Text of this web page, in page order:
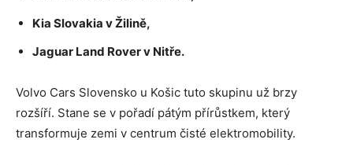
Kia Slovakia v Žilině,
Jaguar Land Rover v Nitře.
Volvo Cars Slovensko u Košic tuto skupinu už brzy
rozšíří. Stane se v pořadí pátým přírůstkem, který
transformuje zemi v centrum čisté elektromobility.